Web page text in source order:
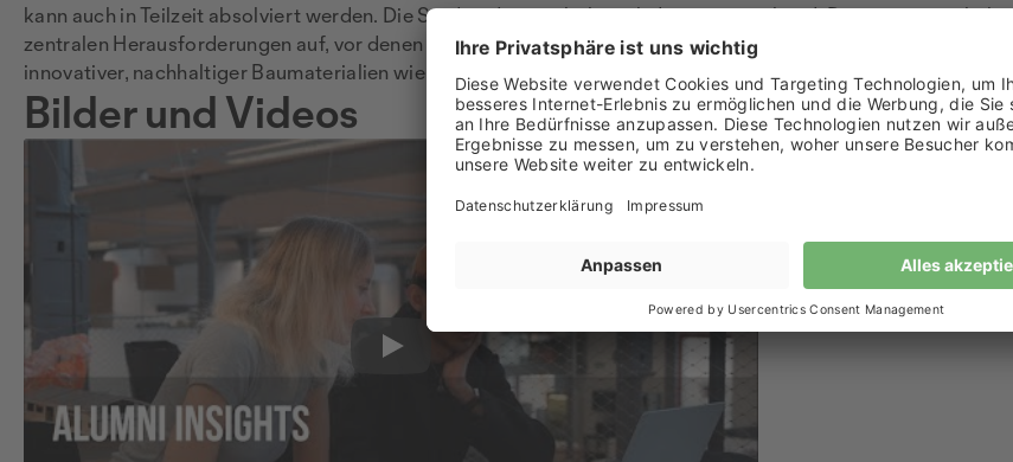
kann auch in Teilzeit absolviert werden. Die Studiendauer erhöht sich dementsprechend. Das neu
zentralen Herausforderungen auf, vor denen Architektur und Stadtplanung stehen: Klimawandel,
innovativer, nachhaltiger Baumaterialien wie Lehm und ist auf die fünf Fachgruppen der LSA ausgerichtet.
Play
Bilder und Videos